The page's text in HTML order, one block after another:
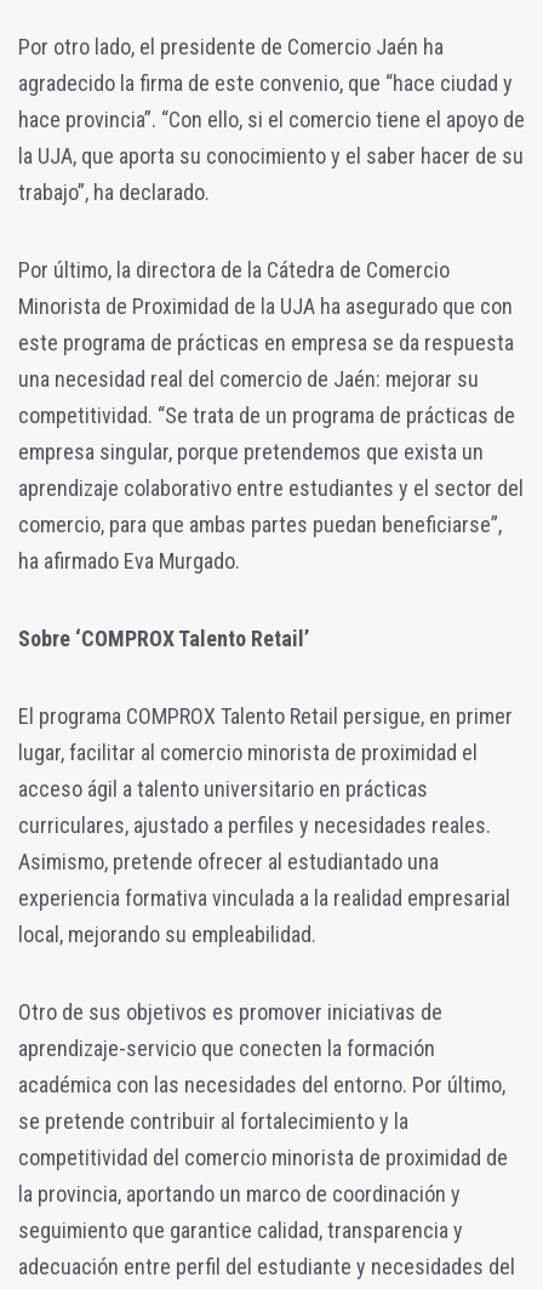
Por otro lado, el presidente de Comercio Jaén ha
agradecido la firma de este convenio, que “hace ciudad y
hace provincia”. “Con ello, si el comercio tiene el apoyo de
la UJA, que aporta su conocimiento y el saber hacer de su
trabajo”, ha declarado.
Por último, la directora de la Cátedra de Comercio
Minorista de Proximidad de la UJA ha asegurado que con
este programa de prácticas en empresa se da respuesta
una necesidad real del comercio de Jaén: mejorar su
competitividad. “Se trata de un programa de prácticas de
empresa singular, porque pretendemos que exista un
aprendizaje colaborativo entre estudiantes y el sector del
comercio, para que ambas partes puedan beneficiarse”,
ha afirmado Eva Murgado.
Sobre ‘COMPROX Talento Retail’
El programa COMPROX Talento Retail persigue, en primer
lugar, facilitar al comercio minorista de proximidad el
acceso ágil a talento universitario en prácticas
curriculares, ajustado a perfiles y necesidades reales.
Asimismo, pretende ofrecer al estudiantado una
experiencia formativa vinculada a la realidad empresarial
local, mejorando su empleabilidad.
Otro de sus objetivos es promover iniciativas de
aprendizaje-servicio que conecten la formación
académica con las necesidades del entorno. Por último,
se pretende contribuir al fortalecimiento y la
competitividad del comercio minorista de proximidad de
la provincia, aportando un marco de coordinación y
seguimiento que garantice calidad, transparencia y
adecuación entre perfil del estudiante y necesidades del